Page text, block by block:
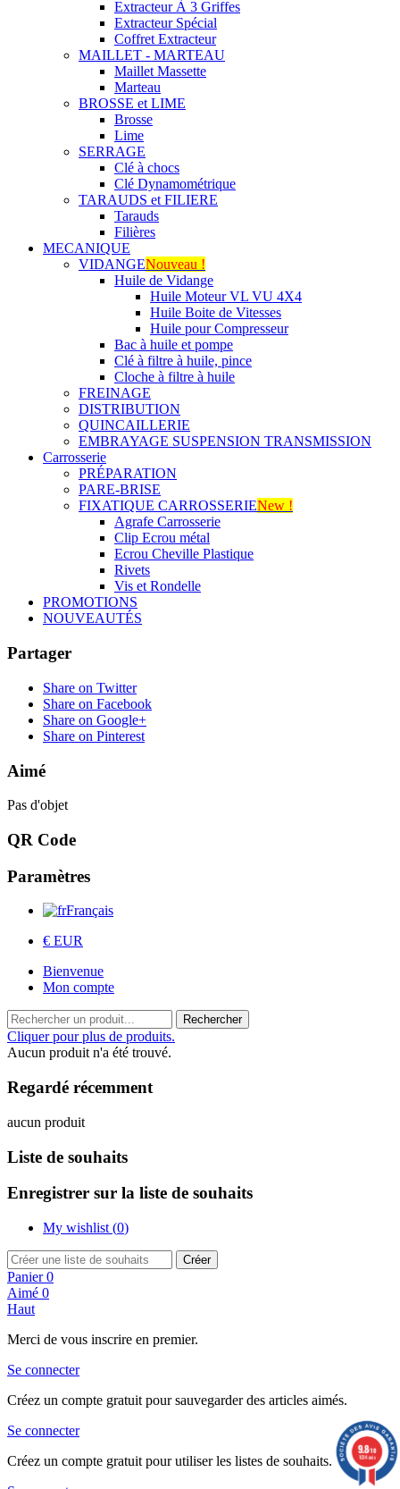
Extracteur À 3 Griffes
Extracteur Spécial
Coffret Extracteur
MAILLET - MARTEAU
Maillet Massette
Marteau
BROSSE et LIME
Brosse
Lime
SERRAGE
Clé à chocs
Clé Dynamométrique
TARAUDS et FILIERE
Tarauds
Filières
MECANIQUE
VIDANGENouveau !
Huile de Vidange
Huile Moteur VL VU 4X4
Huile Boite de Vitesses
Huile pour Compresseur
Bac à huile et pompe
Clé à filtre à huile, pince
Cloche à filtre à huile
FREINAGE
DISTRIBUTION
QUINCAILLERIE
EMBRAYAGE SUSPENSION TRANSMISSION
Carrosserie
PRÉPARATION
PARE-BRISE
FIXATIQUE CARROSSERIENew !
Agrafe Carrosserie
Clip Ecrou métal
Ecrou Cheville Plastique
Rivets
Vis et Rondelle
PROMOTIONS
NOUVEAUTÉS
Partager
Share on Twitter
Share on Facebook
Share on Google+
Share on Pinterest
Aimé
Pas d'objet
QR Code
Paramètres
Français
€ EUR
Bienvenue
Mon compte
Rechercher
Cliquer pour plus de produits.
Aucun produit n'a été trouvé.
Regardé récemment
aucun produit
Liste de souhaits
Enregistrer sur la liste de souhaits
My wishlist (0)
Créer
Panier 0
Aimé 0
Haut
Merci de vous inscrire en premier.
Se connecter
Créez un compte gratuit pour sauvegarder des articles aimés.
Se connecter
Créez un compte gratuit pour utiliser les listes de souhaits.
9.8/10
1034 avis